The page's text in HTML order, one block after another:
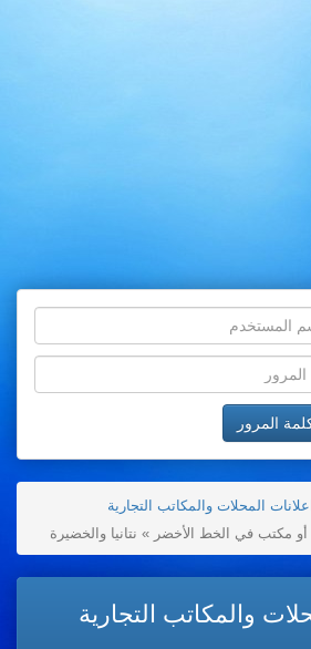
المرور
اعلانات المحلات والمكاتب التجارية
مكتب في الخط الأخضر » نتانيا والخضيرة
والمكاتب التجارية